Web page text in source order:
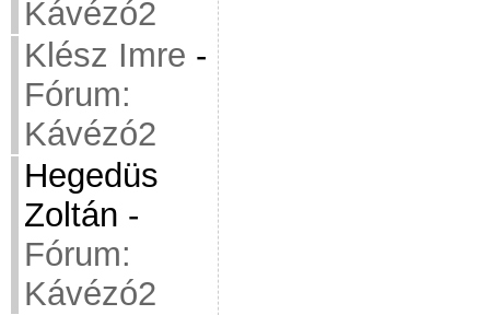
Kávézó2
Klész Imre -
Fórum:
Kávézó2
Hegedüs
Zoltán -
Fórum:
Kávézó2